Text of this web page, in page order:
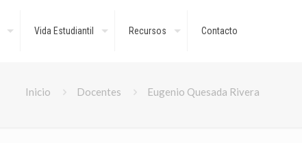
Vida Estudiantil Recursos Contacto
Inicio Docentes Eugenio Quesada Rivera